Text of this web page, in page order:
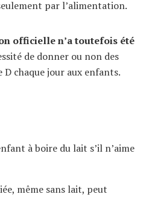
par l’alimentation.
officielle n’a toutefois été
de donner ou non des
chaque jour aux enfants.
à boire du lait s’il n’aime
même sans lait, peut